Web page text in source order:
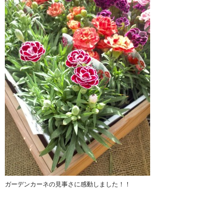
ガーデンカーネの見事さに感動しました！！